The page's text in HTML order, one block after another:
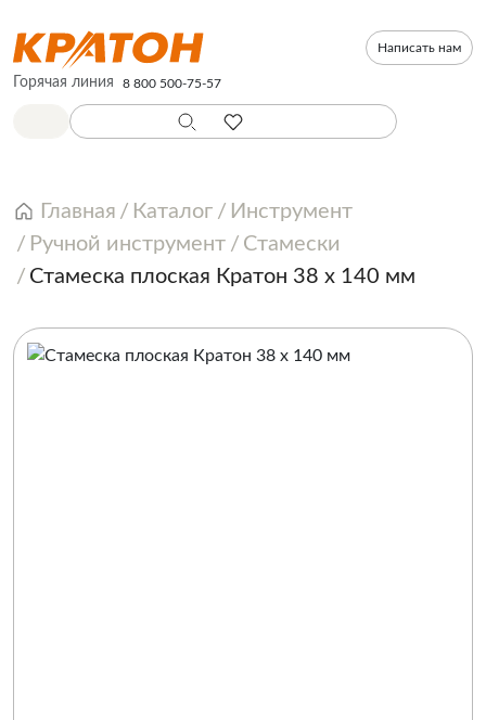
Написать нам
Горячая линия 8 800 500-75-57
Главная Каталог
Инструмент
Ручной инструмент
Стамески
Стамеска плоская Кратон 38 х 140 мм